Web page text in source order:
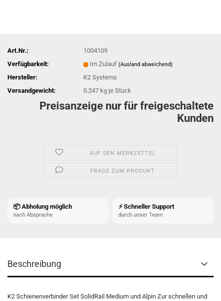
Art.Nr.:
1004109
Verfügbarkeit:
Im Zulauf (Ausland abweichend)
Hersteller:
K2 Systems
Versandgewicht:
0.247 kg je Stück
Preisanzeige nur für freigeschaltete
Kunden
AUF DEN MERKZETTEL
FRAGE ZUM PRODUKT
📦 Abholung möglich
nach Absprache
⚡ Schneller Support
durch unser Team
Beschreibung
K2 Schienenverbinder Set SolidRail Medium und Alpin Zur schnellen und